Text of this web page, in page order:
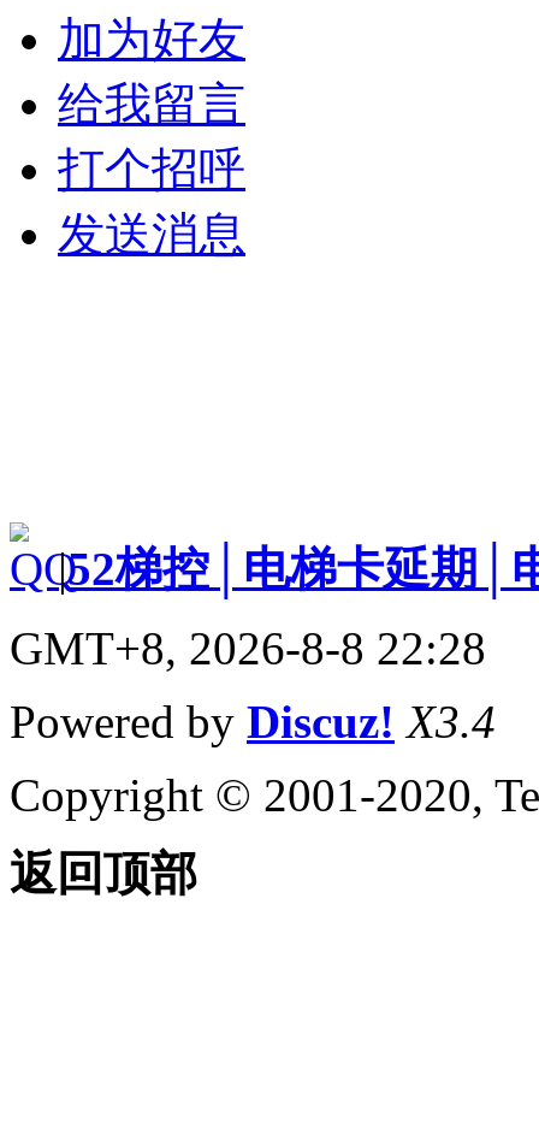
加为好友
给我留言
打个招呼
发送消息
|52梯控│电梯卡延期│
GMT+8, 2026-8-8 22:28
Powered by Discuz! X3.4
Copyright © 2001-2020,
返回顶部